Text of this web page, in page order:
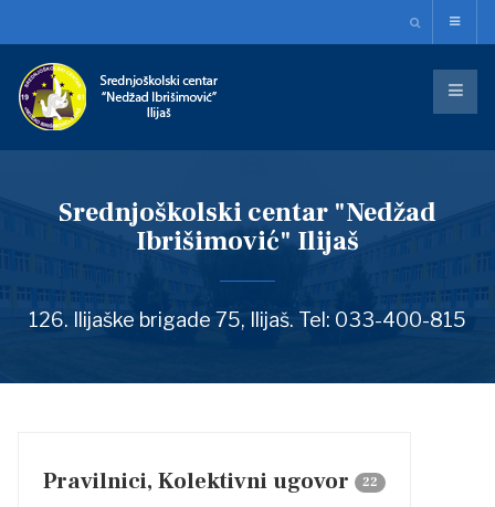
Srednjoškolski centar "Nedžad
Ibrišimović" Ilijaš
126. Ilijaške brigade 75, Ilijaš. Tel: 033-400-815
Pravilnici, Kolektivni ugovor 22